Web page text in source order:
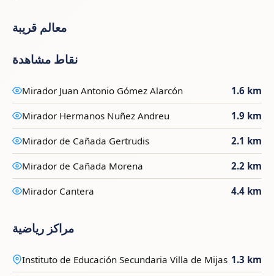
معالم قريبة
نقاط مشاهدة
Mirador Juan Antonio Gómez Alarcón 1.6 km
Mirador Hermanos Nuñez Andreu 1.9 km
Mirador de Cañada Gertrudis 2.1 km
Mirador de Cañada Morena 2.2 km
Mirador Cantera 4.4 km
مراكز رياضية
Instituto de Educación Secundaria Villa de Mijas 1.3 km